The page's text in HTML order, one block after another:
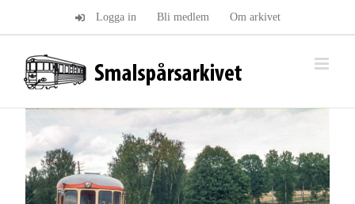
Logga in Bli medlem Om arkivet